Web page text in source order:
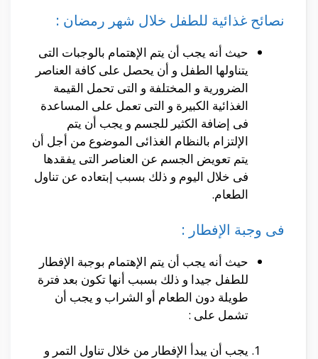
نصائح غذائية للطفل خلال شهر رمضان :
حيث أنه يجب أن يتم الإهتمام بالوجبات التى
يتناولها الطفل و أن يحصل على كافة العناصر
الضرورية و المختلفة و التى تحمل القيمة
الغذائية الكبيرة و التى تعمل على المساعدة
فى إضافة الكثير للجسم و يجب أن يتم
الإلتزام بالنظام الغذائى الموضوع من أجل أن
يتم تعويض الجسم عن العناصر التى يفقدها
فى خلال اليوم و ذلك بسبب إبتعاده عن تناول
الطعام.
فى وجبة الإفطار :
حيث أنه يجب أن يتم الإهتمام بوجبة الإفطار
للطفل جيدا و ذلك بسبب أنها تكون بعد فترة
طويلة دون الطعام أو الشراب و يجب أن
تشمل على :
يجب أن يبدأ الإفطار من خلال تناول التمر و